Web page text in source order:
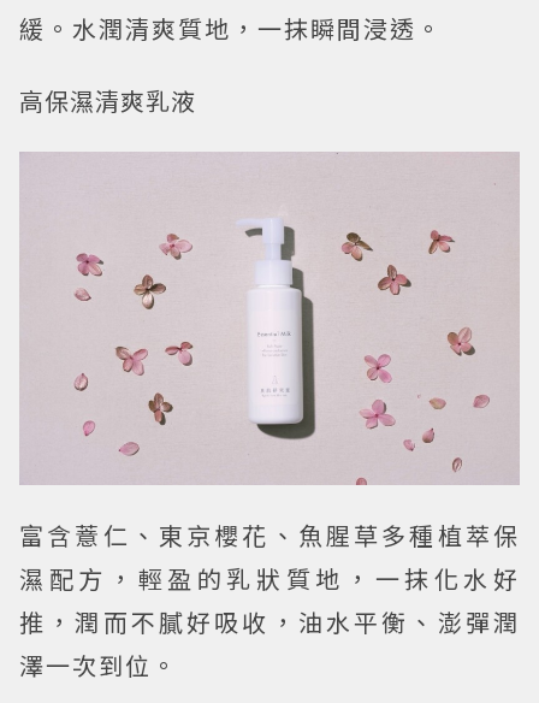
緩。水潤清爽質地，一抹瞬間浸透。
高保濕清爽乳液
富含薏仁、東京櫻花、魚腥草多種植萃保
濕配方，輕盈的乳狀質地，一抹化水好
推，潤而不膩好吸收，油水平衡、澎彈潤
澤一次到位。